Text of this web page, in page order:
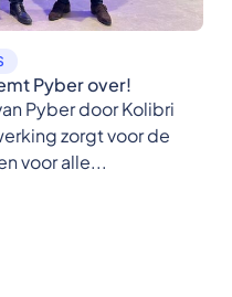
Pyber over!
Pyber door Kolibri
zorgt voor de
voor alle...